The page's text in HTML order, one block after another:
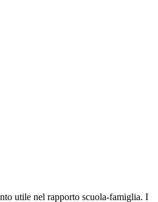
utile nel rapporto scuola-famiglia. I